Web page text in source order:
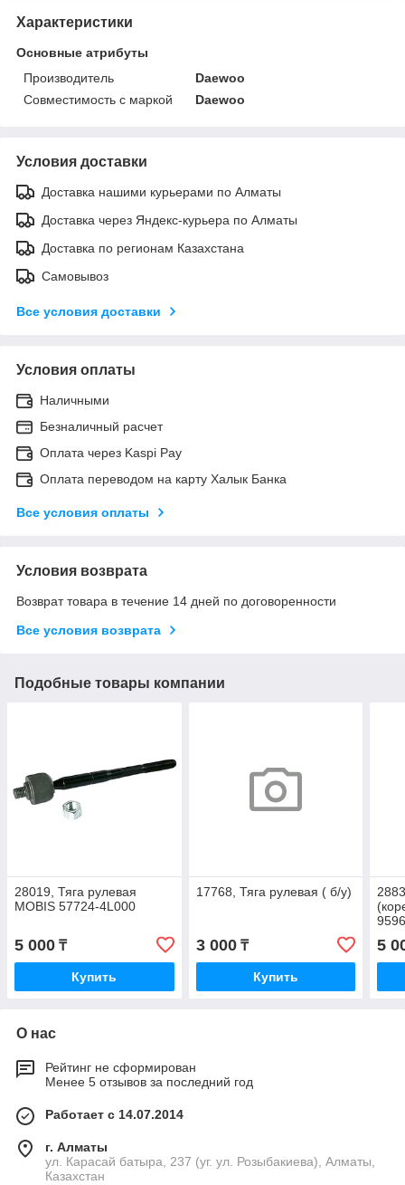
Характеристики
Основные атрибуты
Производитель
Daewoo
Совместимость с маркой
Daewoo
Условия доставки
Доставка нашими курьерами по Алматы
Доставка через Яндекс-курьера по Алматы
Доставка по регионам Казахстана
Самовывоз
Все условия доставки
Условия оплаты
Наличными
Безналичный расчет
Оплата через Kaspi Pay
Оплата переводом на карту Халык Банка
Все условия оплаты
Условия возврата
Возврат товара в течение 14 дней по договоренности
Все условия возврата
Подобные товары компании
28019, Тяга рулевая
MOBIS 57724-4L000
5 000 ₸
Купить
17768, Тяга рулевая ( б/у)
3 000₸
Купить
5
О нас
Рейтинг не сформирован
Менее 5 отзывов за последний год
Работает с 14.07.2014
г. Алматы
ул. Карасай батыра, 237 (уг. ул. Розыбакиева), Алматы,
Казахстан